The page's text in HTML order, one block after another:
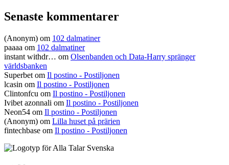
Senaste kommentarer
(Anonym) om 102 dalmatiner
paaaa om 102 dalmatiner
instant withdr… om Olsenbanden och Data-Harry spränger
världsbanken
Superbet om Il postino - Postiljonen
lcasin om Il postino - Postiljonen
Clintonfcu om Il postino - Postiljonen
Ivibet azonnali om Il postino - Postiljonen
Neon54 om Il postino - Postiljonen
(Anonym) om Lilla huset på prärien
fintechbase om Il postino - Postiljonen